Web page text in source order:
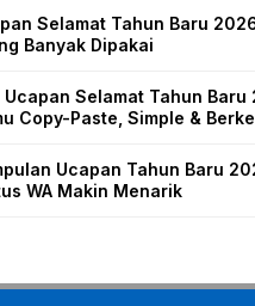
Selamat Tahun Baru
Banyak Dipakai
Ucapan Selamat Tahun Baru
Copy-Paste, Simple &
Ucapan Tahun Baru
WA Makin Menarik